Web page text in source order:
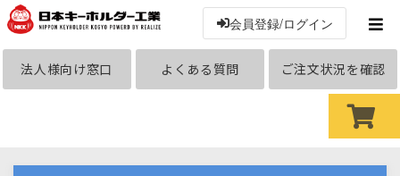
会員登録/ログイン
法人様向け窓口 よくある質問 ご注文状況を確認